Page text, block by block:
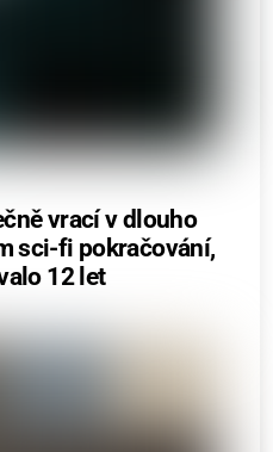
vrací v dlouho
sci-fi pokračování,
12 let